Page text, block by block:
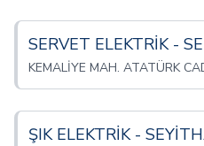
SERVET ELEKTRİK -
KEMALİYE MAH. ATATÜRK
ŞIK ELEKTRİK -